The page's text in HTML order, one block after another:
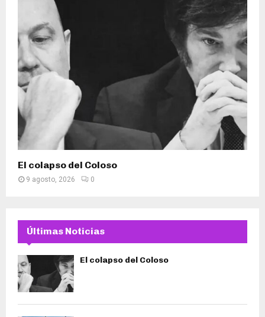
El colapso del Coloso
9 agosto, 2026 0
Últimas Noticias
El colapso del Coloso